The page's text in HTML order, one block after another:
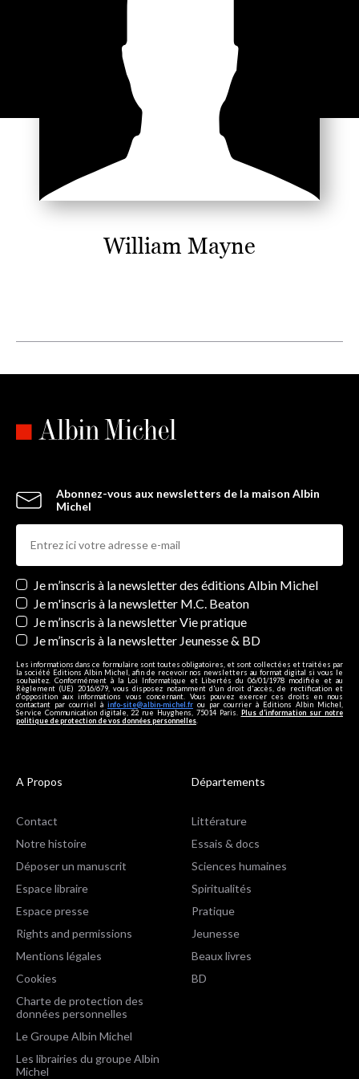
William Mayne
Abonnez-vous aux newsletters de la maison Albin
Michel
Newsletters
Je m’inscris à la newsletter des éditions Albin Michel
Je m'inscris à la newsletter M.C. Beaton
Je m’inscris à la newsletter Vie pratique
Je m’inscris à la newsletter Jeunesse & BD
Les informations dans ce formulaire sont toutes obligatoires, et sont collectées et traitées par
la société Editions Albin Michel, afin de recevoir nos newsletters au format digital si vous le
souhaitez. Conformément à la Loi Informatique et Libertés du 06/01/1978 modifiée et au
Règlement (UE) 2016/679, vous disposez notamment d'un droit d'accès, de rectification et
d’opposition aux informations vous concernant. Vous pouvez exercer ces droits en nous
contactant par courriel à info-site@albin-michel.fr ou par courrier à Editions Albin Michel,
Service Communication digitale, 22 rue Huyghens, 75014 Paris. Plus d’information sur notre
politique de protection de vos données personnelles
A Propos
Contact
Notre histoire
Déposer un manuscrit
Espace libraire
Espace presse
Rights and permissions
Mentions légales
Cookies
Charte de protection des
données personnelles
Le Groupe Albin Michel
Les librairies du groupe Albin
Michel
Départements
Littérature
Essais & docs
Sciences humaines
Spiritualités
Pratique
Jeunesse
Beaux livres
BD